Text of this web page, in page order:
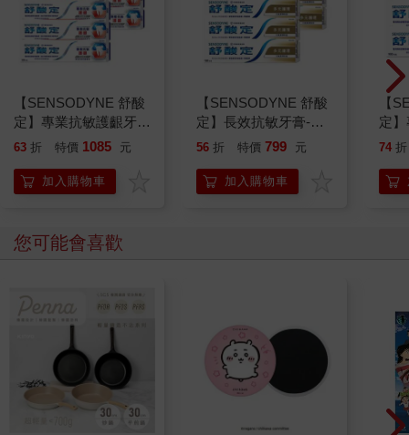
【SENSODYNE 舒酸
定】專業抗敏護齦牙
膏-亮白配方100gx6入
63 折 特價 1085 元
加入購物車
【SENSODYNE 舒酸
定】長效抗敏牙膏-多
元護理120gx6入
56 折 特價 799 元
加入購物車
【
定
膏-
74 折
您可能會喜歡